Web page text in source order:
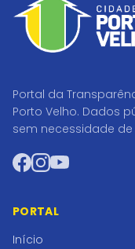
Portal da
Porto Velho. Dados
sem necessidade
Facebook
Instagram
YouTube
PORTAL
Início